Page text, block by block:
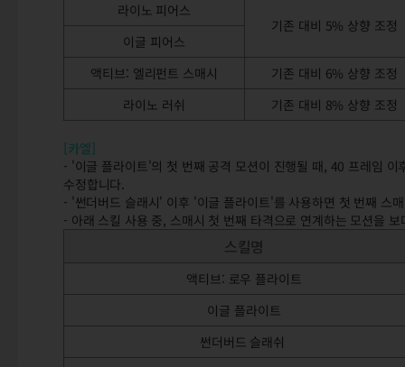
라이노 피어스
기존 대비 5% 상향 조정
이글 피어스
액티브: 엘리펀트 스매시
기존 대비 6% 상향 조정
라이노 러쉬
기존 대비 8% 상향 조정
[카엘]
- '이글 플라이트'의 첫 번째 공격 모션이 진행될 때, 40 프레임
수정합니다.
- '썬더버드 슬래시' 이후 '이글 플라이트'를 사용하면 첫 번째 스
- 아래 스킬 사용 중, 스매시 첫 번째 타격으로 연계하는 모션을
스킬명
액티브: 로우 플라이트
이글 플라이트
썬더버드 슬래쉬